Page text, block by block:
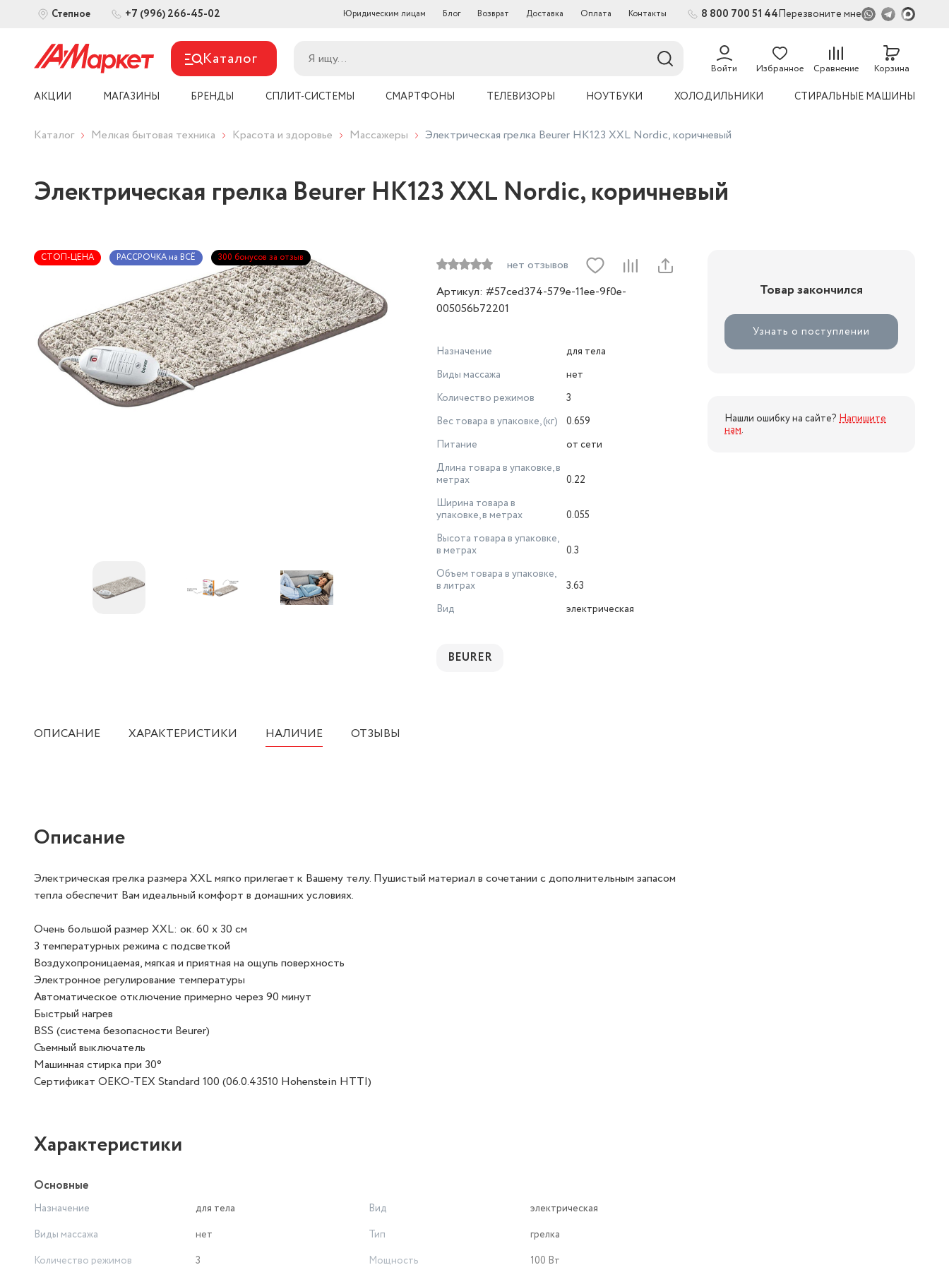
Степное +7 (996) 266-45-02 Юридическим лицам Блог Возврат Доставка Оплата Контакты 8 800 700 51 44Перезвоните мне
Каталог Войти Избранное Сравнение
54
Корзина
АКЦИИ МАГАЗИНЫ БРЕНДЫ СПЛИТ-СИСТЕМЫ СМАРТФОНЫ ТЕЛЕВИЗОРЫ НОУТБУКИ ХОЛОДИЛЬНИКИ СТИРАЛЬНЫЕ МАШИНЫ
Каталог Мелкая бытовая техника Красота и здоровье Массажеры Электрическая грелка Beurer HK123 XXL Nordic, коричневый
Электрическая грелка Beurer HK123 XXL Nordic, коричневый
СТОП-ЦЕНА РАССРОЧКА на ВСЁ 300 бонусов за отзыв
нет отзывов
Артикул: #57ced374-579e-11ee-9f0e-
005056b72201
Назначение
для тела
Виды массажа
нет
Количество режимов
3
Вес товара в упаковке, (кг)
0.659
Питание
от сети
Длина товара в упаковке, в
метрах
0.22
Ширина товара в
упаковке, в метрах
0.055
Высота товара в упаковке,
в метрах
0.3
Объем товара в упаковке,
в литрах
3.63
Вид
электрическая
BEURER
Товар закончился
Узнать о поступлении
Нашли ошибку на сайте? Напишите
нам.
ОПИСАНИЕ ХАРАКТЕРИСТИКИ НАЛИЧИЕ ОТЗЫВЫ
Описание
Электрическая грелка размера XXL мягко прилегает к Вашему телу. Пушистый материал в сочетании с дополнительным запасом
тепла обеспечит Вам идеальный комфорт в домашних условиях.
Очень большой размер XXL: ок. 60 x 30 см
3 температурных режима с подсветкой
Воздухопроницаемая, мягкая и приятная на ощупь поверхность
Электронное регулирование температуры
Автоматическое отключение примерно через 90 минут
Быстрый нагрев
BSS (система безопасности Beurer)
Съемный выключатель
Машинная стирка при 30°
Cертификат OEKO-TEX Standard 100 (06.0.43510 Hohenstein HTTI)
Характеристики
Основные
Назначение
для тела
Виды массажа
нет
Количество режимов
3
Вид
электрическая
Тип
грелка
Мощность
100 Вт